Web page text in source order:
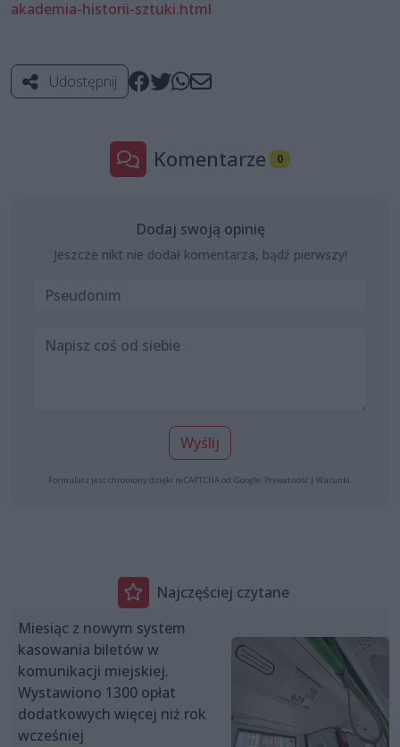
akademia-historii-sztuki.html
Udostępnij
Komentarze 0
Dodaj swoją opinię
Jeszcze nikt nie dodał komentarza, bądź pierwszy!
Wyślij
Formularz jest chroniony dzięki reCAPTCHA od Google: Prywatność | Warunki
Najczęściej czytane
Miesiąc z nowym system
kasowania biletów w
komunikacji miejskiej.
Wystawiono 1300 opłat
dodatkowych więcej niż rok
wcześniej